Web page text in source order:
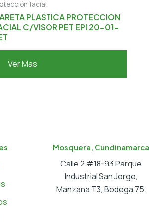
facial
PLASTICA PROTECCION
C/VISOR PET EPI 20-01-
Ver Mas
Mosquera, Cundinamarca
Calle 2 #18-93 Parque
Industrial San Jorge,
Manzana T3, Bodega 75.